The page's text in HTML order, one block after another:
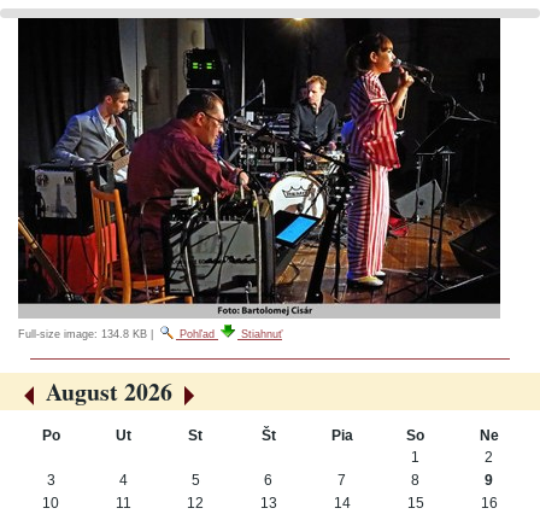
Full-size image: 134.8 KB Pohľad Stiahnuť
«
August 2026
»
Po Ut St Št Pia So
Ne
1
2
3
4 5 6 7 8
9
10
11 12 13 14 15
16